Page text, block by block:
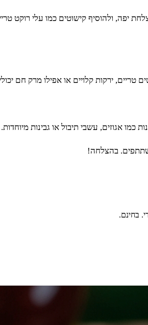
ולהוסיף קישוטים כמו עלי רוקט
טריים, ירקות קלויים או אפילו מרק חם
אגוזים, עשבי תיבול או גבינות
בהצלחה!